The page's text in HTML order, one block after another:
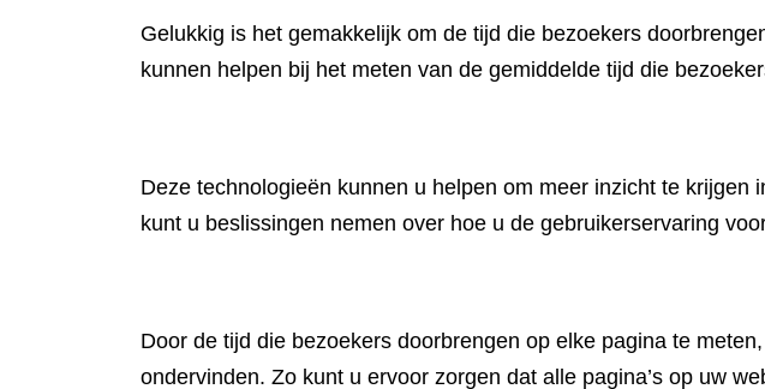
Gelukkig is het gemakkelijk om de tijd die bezoekers
kunnen helpen bij het meten van de gemiddelde tijd die
Deze technologieën kunnen u helpen om meer inzicht te
kunt u beslissingen nemen over hoe u de gebruikerservaring
Door de tijd die bezoekers doorbrengen op elke pagina te
ondervinden. Zo kunt u ervoor zorgen dat alle pagina’s op uw